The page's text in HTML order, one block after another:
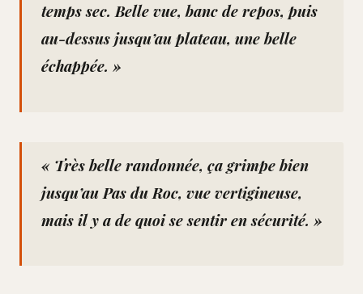
temps sec. Belle vue, banc de repos, puis
au-dessus jusqu’au plateau, une belle
échappée. »
« Très belle randonnée, ça grimpe bien
jusqu’au Pas du Roc, vue vertigineuse,
mais il y a de quoi se sentir en sécurité. »